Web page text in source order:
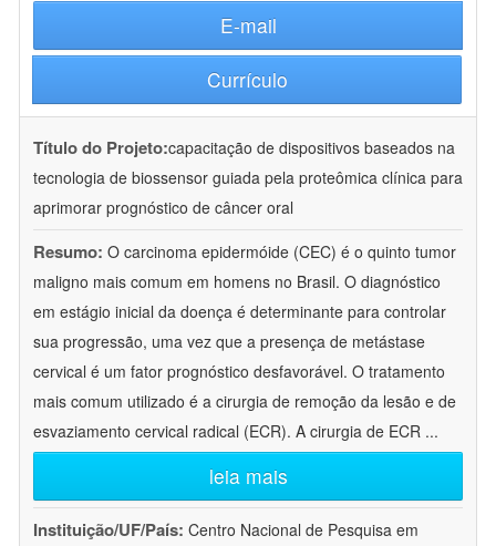
E-mail
Currículo
Título do Projeto:capacitação de dispositivos baseados na
tecnologia de biossensor guiada pela proteômica clínica para
aprimorar prognóstico de câncer oral
Resumo: O carcinoma epidermóide (CEC) é o quinto tumor
maligno mais comum em homens no Brasil. O diagnóstico
em estágio inicial da doença é determinante para controlar
sua progressão, uma vez que a presença de metástase
cervical é um fator prognóstico desfavorável. O tratamento
mais comum utilizado é a cirurgia de remoção da lesão e de
esvaziamento cervical radical (ECR). A cirurgia de ECR ...
leia mais
Instituição/UF/País: Centro Nacional de Pesquisa em